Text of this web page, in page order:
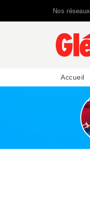
Nos réseaux
Accueil